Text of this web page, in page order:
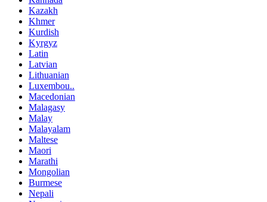
Kazakh
Khmer
Kurdish
Kyrgyz
Latin
Latvian
Lithuanian
Luxembou..
Macedonian
Malagasy
Malay
Malayalam
Maltese
Maori
Marathi
Mongolian
Burmese
Nepali